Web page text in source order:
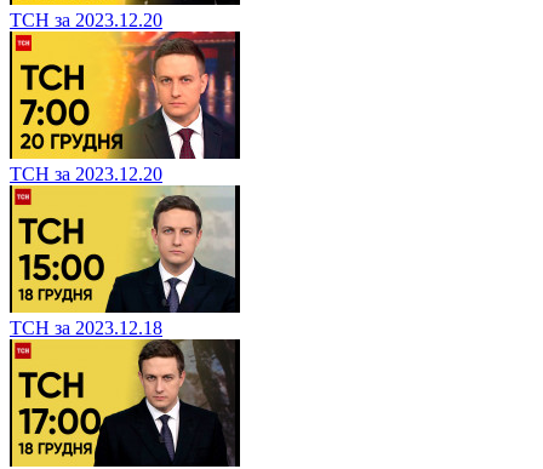
ТСН за 2023.12.20
ТСН за 2023.12.20
ТСН за 2023.12.18